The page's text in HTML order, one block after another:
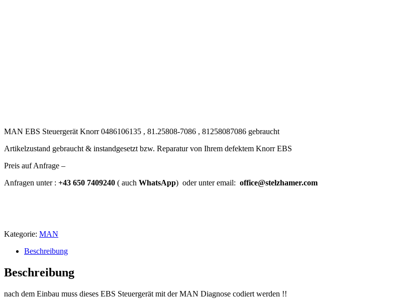
MAN EBS Steuergerät Knorr 0486106135 , 81.25808-7086 , 81258087086 gebraucht
Artikelzustand gebraucht & instandgesetzt bzw. Reparatur von Ihrem defektem Knorr EBS
Preis auf Anfrage –
Anfragen unter : +43 650 7409240 ( auch WhatsApp) oder unter email: office@stelzhamer.com
Kategorie: MAN
Beschreibung
Beschreibung
nach dem Einbau muss dieses EBS Steuergerät mit der MAN Diagnose codiert werden !!